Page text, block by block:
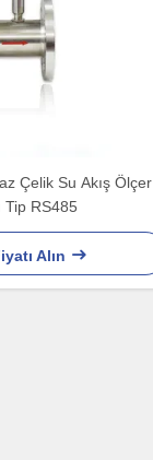
Çelik Su Akış Ölçer
Tip RS485
Alın